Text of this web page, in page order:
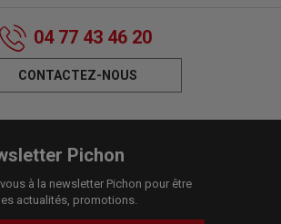
04 77 43 46 20
CONTACTEZ-NOUS
Pichon
à la newsletter Pichon pour être
actualités, promotions.